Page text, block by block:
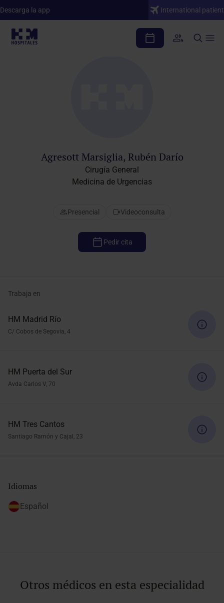
Descarga la app International patient
Cuadro médico
Agresott Marsiglia, Rubén Darío
Cirugía General
Medicina de Urgencias
Presencial Videoconsulta
Pedir cita
Trabaja en
HM Madrid Río
C/ Cobos de Segovia, 4
HM Puerta del Sur
Avda Carlos V, 70
HM Tres Cantos
Santiago Ramón y Cajal, 23
Idiomas
Español
Otros médicos en esta especialidad